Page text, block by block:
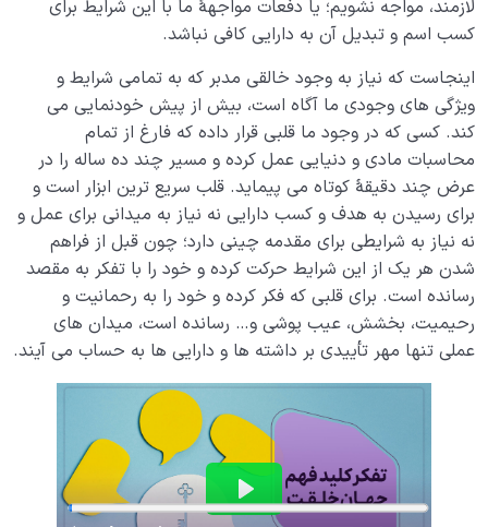
لازمند، مواجه نشویم؛ یا دفعات مواجهۀ ما با این شرایط برای
کسب اسم و تبدیل آن به دارایی کافی نباشد.
اینجاست که نیاز به وجود خالقی مدبر که به تمامی شرایط و
ویژگی های وجودی ما آگاه است، بیش از پیش خودنمایی می
کند. کسی که در وجود ما قلبی قرار داده که فارغ از تمام
محاسبات مادی و دنیایی عمل کرده و مسیر چند ده ساله را در
عرض چند دقیقۀ کوتاه می پیماید. قلب سریع ترین ابزار است و
برای رسیدن به هدف و کسب دارایی نه نیاز به میدانی برای عمل و
نه نیاز به شرایطی برای مقدمه چینی دارد؛ چون قبل از فراهم
شدن هر یک از این شرایط حرکت کرده و خود را با تفکر به مقصد
رسانده است. برای قلبی که فکر کرده و خود را به رحمانیت و
رحیمیت، بخشش، عیب پوشی و… رسانده است، میدان های
عملی تنها مهر تأییدی بر داشته ها و دارایی ها به حساب می آیند.